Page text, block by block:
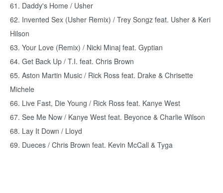
61. Daddy's Home / Usher
62. Invented Sex (Usher Remix) / Trey Songz feat. Usher & Keri
Hilson
63. Your Love (Remix) / Nicki Minaj feat. Gyptian
64. Get Back Up / T.I. feat. Chris Brown
65. Aston Martin Music / Rick Ross feat. Drake & Chrisette
Michele
66. Live Fast, Die Young / Rick Ross feat. Kanye West
67. See Me Now / Kanye West feat. Beyonce & Charlie Wilson
68. Lay It Down / Lloyd
69. Dueces / Chris Brown feat. Kevin McCall & Tyga